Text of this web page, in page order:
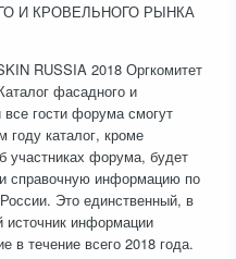
И КРОВЕЛЬНОГО РЫНКА
RUSSIA 2018 Оргкомитет
фасадного и
гости форума смогут
году каталог, кроме
участниках форума, будет
справочную информацию по
Это единственный, в
источник информации
в течение всего 2018 года.